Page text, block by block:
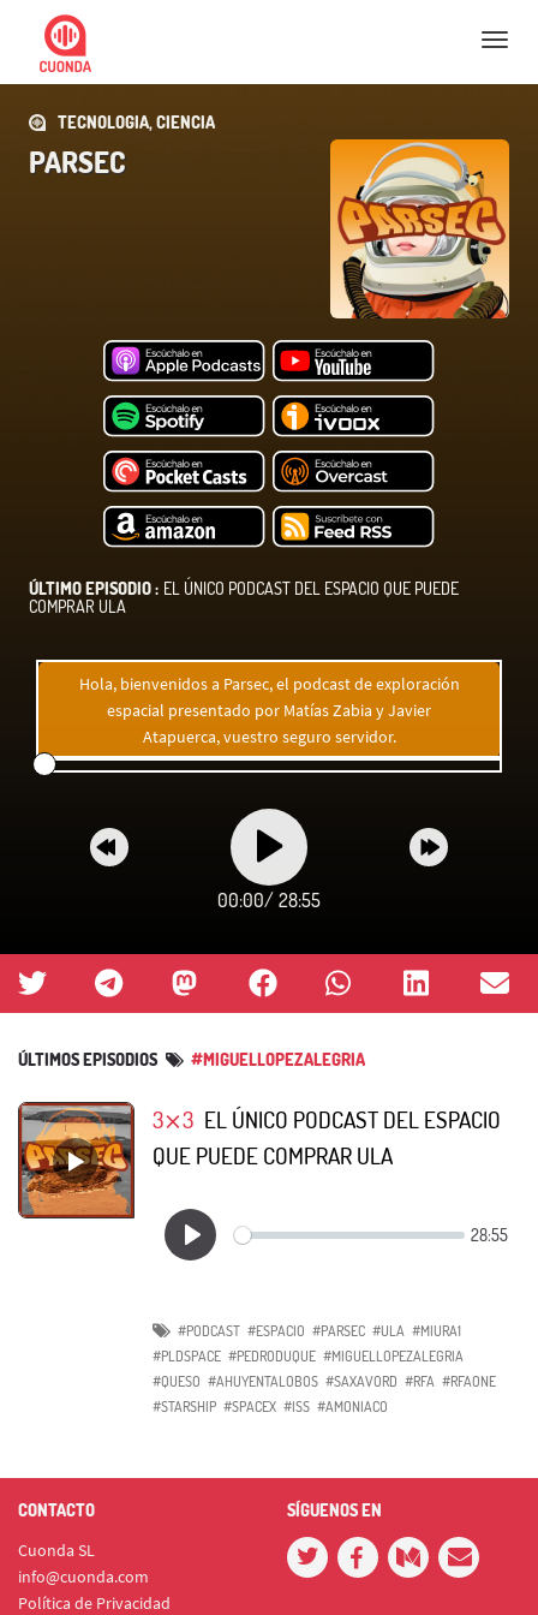
Nav
TECNOLOGIA, CIENCIA
PARSEC
ÚLTIMO EPISODIO : EL ÚNICO PODCAST DEL ESPACIO QUE PUEDE
COMPRAR ULA
Hola, bienvenidos a Parsec, el podcast de exploración
espacial presentado por Matías Zabia y Javier
Atapuerca, vuestro seguro servidor.
00:00/ 28:55
ÚLTIMOS EPISODIOS #MIGUELLOPEZALEGRIA
3⨯3 EL ÚNICO PODCAST DEL ESPACIO
QUE PUEDE COMPRAR ULA
#PODCAST #ESPACIO #PARSEC #ULA #MIURA1
#PLDSPACE #PEDRODUQUE #MIGUELLOPEZALEGRIA
#QUESO #AHUYENTALOBOS #SAXAVORD #RFA #RFAONE
#STARSHIP #SPACEX #ISS #AMONIACO
CONTACTO
Cuonda SL
info@cuonda.com
Política de Privacidad
SÍGUENOS EN